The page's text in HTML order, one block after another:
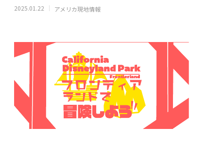
屋”へ
ーク
サンタモニカ観光モデルコース｜朝は
テスラ モデル3について、2年間のオ
2025.01.22 アメリカ現地情報